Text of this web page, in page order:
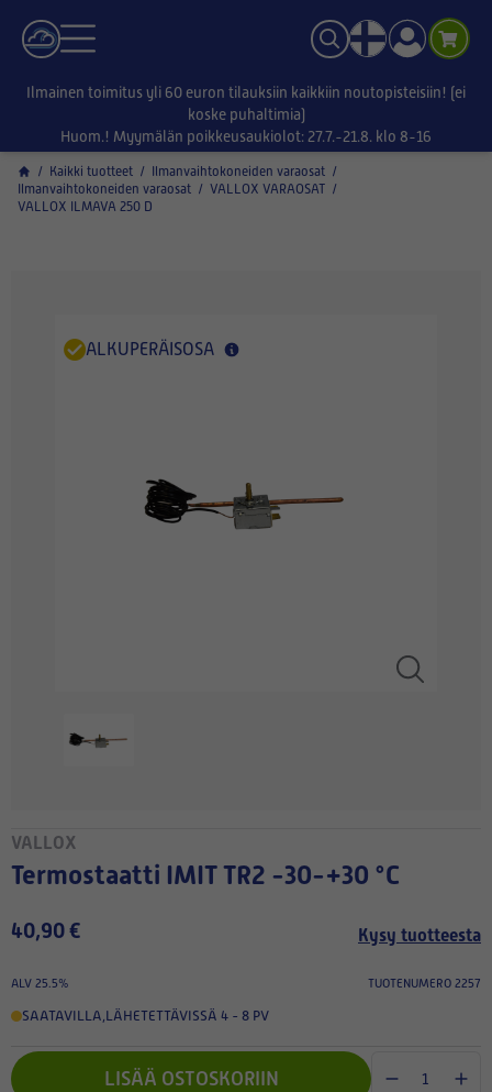
Ilmainen toimitus yli 60 euron tilauksiin kaikkiin noutopisteisiin! (ei
koske puhaltimia)
Huom.! Myymälän poikkeusaukiolot: 27.7.-21.8. klo 8-16
/ Kaikki tuotteet / Ilmanvaihtokoneiden varaosat /
Ilmanvaihtokoneiden varaosat / VALLOX VARAOSAT /
VALLOX ILMAVA 250 D
ALKUPERÄISOSA
VALLOX
Termostaatti IMIT TR2 -30-+30 °C
40,90 € Kysy tuotteesta
ALV 25.5% TUOTENUMERO 2257
SAATAVILLA,LÄHETETTÄVISSÄ 4 - 8 PV
LISÄÄ OSTOSKORIIN